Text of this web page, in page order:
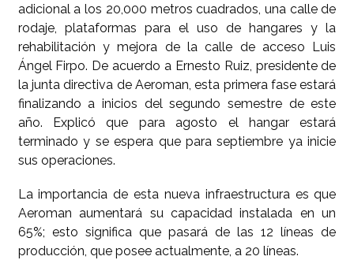
adicional a los 20,000 metros cuadrados, una calle de
rodaje, plataformas para el uso de hangares y la
rehabilitación y mejora de la calle de acceso Luis
Ángel Firpo. De acuerdo a Ernesto Ruiz, presidente de
la junta directiva de Aeroman, esta primera fase estará
finalizando a inicios del segundo semestre de este
año. Explicó que para agosto el hangar estará
terminado y se espera que para septiembre ya inicie
sus operaciones.
La importancia de esta nueva infraestructura es que
Aeroman aumentará su capacidad instalada en un
65%; esto significa que pasará de las 12 líneas de
producción, que posee actualmente, a 20 líneas.